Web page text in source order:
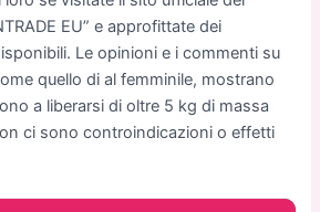
EU” e approfittate dei
Le opinioni e i commenti su
quello di al femminile, mostrano
a liberarsi di oltre 5 kg di massa
ci sono controindicazioni o effetti